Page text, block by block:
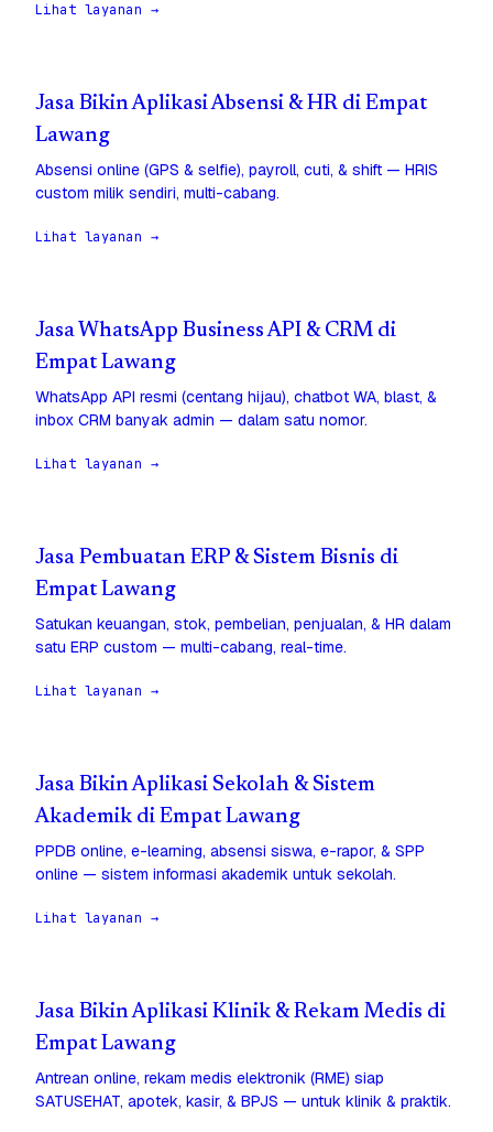
Lihat layanan →
Jasa Bikin Aplikasi Absensi & HR di Empat
Lawang
Absensi online (GPS & selfie), payroll, cuti, & shift — HRIS
custom milik sendiri, multi-cabang.
Lihat layanan →
Jasa WhatsApp Business API & CRM di
Empat Lawang
WhatsApp API resmi (centang hijau), chatbot WA, blast, &
inbox CRM banyak admin — dalam satu nomor.
Lihat layanan →
Jasa Pembuatan ERP & Sistem Bisnis di
Empat Lawang
Satukan keuangan, stok, pembelian, penjualan, & HR dalam
satu ERP custom — multi-cabang, real-time.
Lihat layanan →
Jasa Bikin Aplikasi Sekolah & Sistem
Akademik di Empat Lawang
PPDB online, e-learning, absensi siswa, e-rapor, & SPP
online — sistem informasi akademik untuk sekolah.
Lihat layanan →
Jasa Bikin Aplikasi Klinik & Rekam Medis di
Empat Lawang
Antrean online, rekam medis elektronik (RME) siap
SATUSEHAT, apotek, kasir, & BPJS — untuk klinik & praktik.